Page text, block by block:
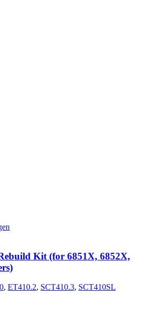
Kit (for 6851X, 6852X,
, ET410.2, SCT410.3, SCT410SL